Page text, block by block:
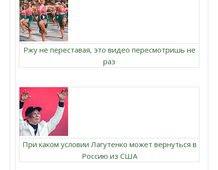
Ржу не переставая, это видео пересмотришь не
раз
При каком условии Лагутенко может вернуться в
Россию из США